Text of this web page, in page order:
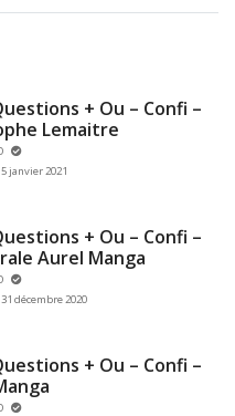
+ Ou – Confi –
Lemaitre
5 janvier 2021
+ Ou – Confi –
Aurel Manga
31 décembre 2020
+ Ou – Confi –